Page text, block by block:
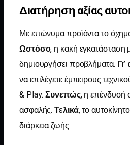
Διατήρηση αξίας
Με επώνυμα προϊόντα το
Ωστόσο, η κακή εγκατάσταση
δημιουργήσει προβλήματα.
να επιλέγετε έμπειρους
& Play.Συνεπώς, η επένδυσή
ασφαλής.Τελικά, το
διάρκεια ζωής.